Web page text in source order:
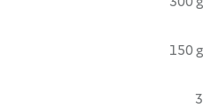
150 g
3